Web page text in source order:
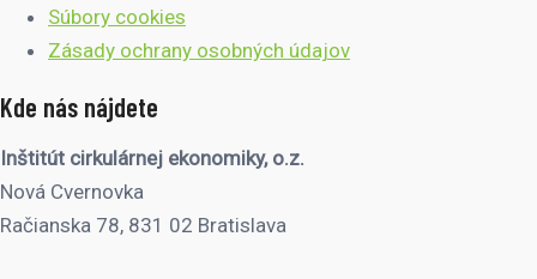
Súbory cookies
Zásady ochrany osobných údajov
Kde nás nájdete
Inštitút cirkulárnej ekonomiky, o.z.
Nová Cvernovka
Račianska 78, 831 02 Bratislava